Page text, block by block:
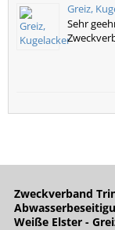
Greiz,
Sehr
Zweckverband
Weiße Elster -